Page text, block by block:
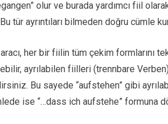
olur ve burada yardımcı fiil olarak
tür ayrıntıları bilmeden doğru cümle
her bir fiilin tüm çekim formlarını
ayrılabilen fiilleri (trennbare
Bu sayede “aufstehen” gibi
ise “…dass ich aufstehe” formuna